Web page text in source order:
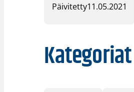
Päivitetty11.05.2021
Kategoriat